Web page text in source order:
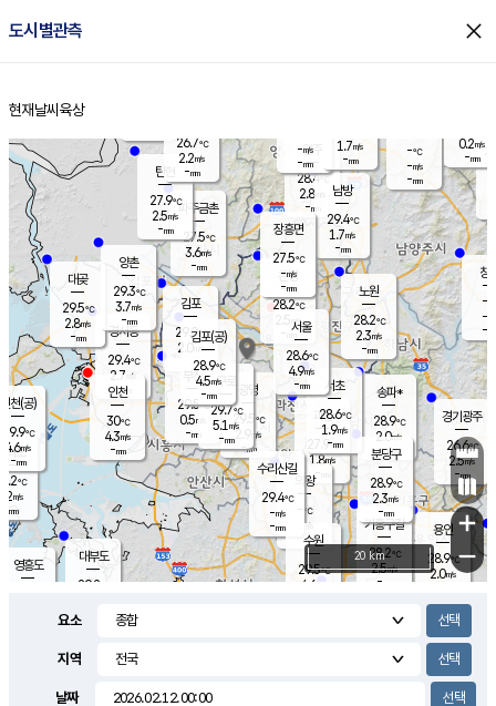
도시별관측 close
홈
현재날씨 육상
의도
℃
m/s
mm
영흥도
양주
28.4℃
2.8
-mm
과천
27.9℃
1.8m/s
- mm
용인
28.9℃
2.0m/s
경기광주
26.6℃
2.5m/s
-mm
m/s
대부도
29.2
경서동
29.4℃
2.7 m/s
-mm
파주금촌
27.5℃
3.6m/s
-mm
-℃
-m/s
-mm
대곶
29.5℃
2.8m/s
-mm
창
-
-m/
-
탄현
27.9℃
2.5m/s
-mm
0.2m/s
-mm
의왕
- ℃
m/s
mm
김포
29.0℃
2.0 m/s
mm
광명
29.5 ℃
2.9 m/s
-mm
부천
29.5℃
0.5m/s
-mm
양촌
29.3℃
3.7m/s
-mm
구로
29.7℃
5.1 m/s
-mm
은평
28.2℃
2.5 m/s
- mm
노원
28.2℃
2.3m/s
-mm
송파*
28.9℃
2.0m/s
-mm
서초
28.6℃
1.9m/s
-mm
남방
29.4℃
1.7m/s
-mm
기흥구갈
28.2℃
2.5m/s
-
수리산길
29.4℃
-m/s
-mm
분당구
28.9℃
2.3m/s
-mm
장흥면
27.5℃
-m/s
-mm
-m/s
-mm
인천(공)
29.9℃
4.6m/s
-mm
김포(공)
28.9℃
4.5m/s
-mm
수원
29.5℃
4.6 m/s
인천
30℃
4.3m/s
-mm
서울
28.6℃
4.9m/s
-mm
26.7℃
2.2m/s
-mm
1.7m/s
-mm
+
−
20 km
요소
지역
날짜